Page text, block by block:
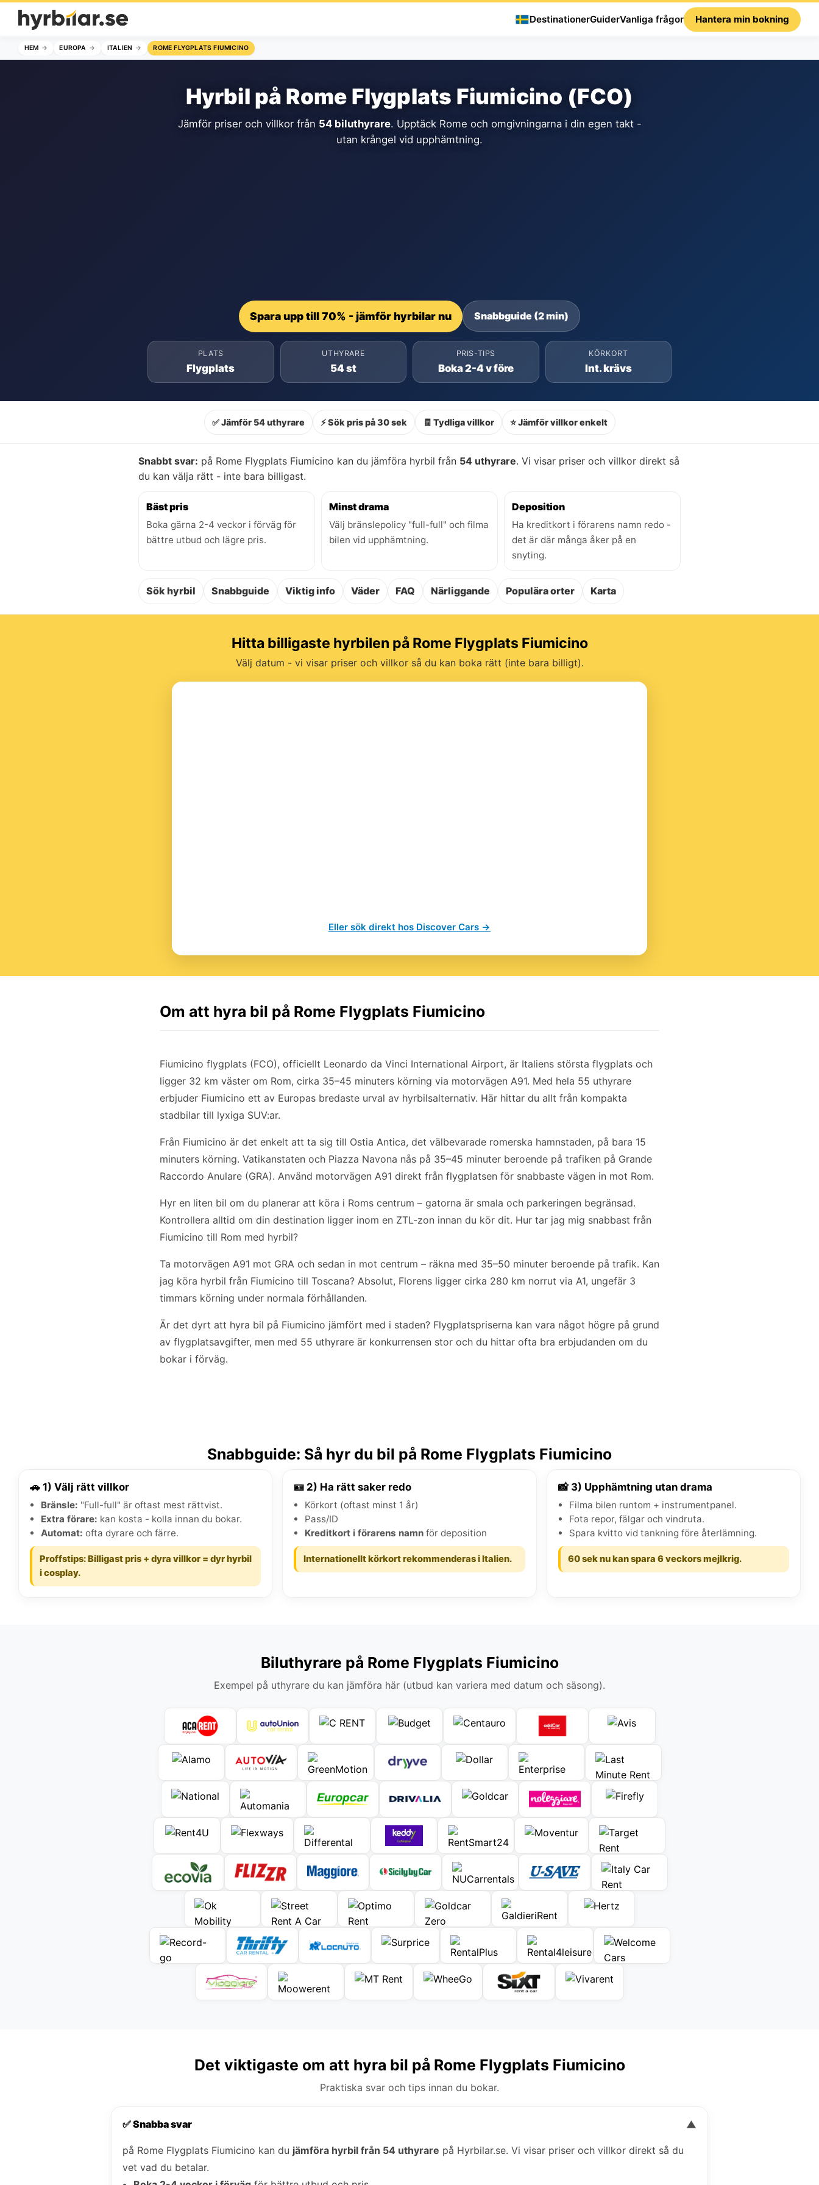
DestinationerGuiderVanliga frågor Hantera min bokning
HEM EUROPA ITALIEN ROME FLYGPLATS FIUMICINO
Hyrbil på Rome Flygplats Fiumicino (FCO)
Jämför priser och villkor från 54 biluthyrare. Upptäck Rome och omgivningarna i din egen takt -
utan krångel vid upphämtning.
Spara upp till 70% - jämför hyrbilar nu Snabbguide (2 min)
PLATS
Flygplats
UTHYRARE
54 st
PRIS-TIPS
Boka 2-4 v före
KÖRKORT
Int. krävs
✅ Jämför 54 uthyrare ⚡ Sök pris på 30 sek 🧾 Tydliga villkor ⭐ Jämför villkor enkelt
Snabbt svar: på Rome Flygplats Fiumicino kan du jämföra hyrbil från 54 uthyrare. Vi visar priser och villkor direkt så
du kan välja rätt - inte bara billigast.
Bäst pris
Boka gärna 2-4 veckor i förväg för
bättre utbud och lägre pris.
Minst drama
Välj bränslepolicy "full-full" och filma
bilen vid upphämtning.
Deposition
Ha kreditkort i förarens namn redo -
det är där många åker på en
snyting.
Sök hyrbil Snabbguide Viktig info Väder FAQ Närliggande Populära orter Karta
Hitta billigaste hyrbilen på Rome Flygplats Fiumicino
Välj datum - vi visar priser och villkor så du kan boka rätt (inte bara billigt).
Eller sök direkt hos Discover Cars →
Om att hyra bil på Rome Flygplats Fiumicino
Fiumicino flygplats (FCO), officiellt Leonardo da Vinci International Airport, är Italiens största flygplats och
ligger 32 km väster om Rom, cirka 35–45 minuters körning via motorvägen A91. Med hela 55 uthyrare
erbjuder Fiumicino ett av Europas bredaste urval av hyrbilsalternativ. Här hittar du allt från kompakta
stadbilar till lyxiga SUV:ar.
Från Fiumicino är det enkelt att ta sig till Ostia Antica, det välbevarade romerska hamnstaden, på bara 15
minuters körning. Vatikanstaten och Piazza Navona nås på 35–45 minuter beroende på trafiken på Grande
Raccordo Anulare (GRA). Använd motorvägen A91 direkt från flygplatsen för snabbaste vägen in mot Rom.
Hyr en liten bil om du planerar att köra i Roms centrum – gatorna är smala och parkeringen begränsad.
Kontrollera alltid om din destination ligger inom en ZTL-zon innan du kör dit. Hur tar jag mig snabbast från
Fiumicino till Rom med hyrbil?
Ta motorvägen A91 mot GRA och sedan in mot centrum – räkna med 35–50 minuter beroende på trafik. Kan
jag köra hyrbil från Fiumicino till Toscana? Absolut, Florens ligger cirka 280 km norrut via A1, ungefär 3
timmars körning under normala förhållanden.
Är det dyrt att hyra bil på Fiumicino jämfört med i staden? Flygplatspriserna kan vara något högre på grund
av flygplatsavgifter, men med 55 uthyrare är konkurrensen stor och du hittar ofta bra erbjudanden om du
bokar i förväg.
Snabbguide: Så hyr du bil på Rome Flygplats Fiumicino
🚗 1) Välj rätt villkor
Bränsle: "Full-full" är oftast mest rättvist.
Extra förare: kan kosta - kolla innan du bokar.
Automat: ofta dyrare och färre.
Proffstips: Billigast pris + dyra villkor = dyr hyrbil
i cosplay.
🪪 2) Ha rätt saker redo
Körkort (oftast minst 1 år)
Pass/ID
Kreditkort i förarens namn för deposition
Internationellt körkort rekommenderas i Italien.
📸 3) Upphämtning utan drama
Filma bilen runtom + instrumentpanel.
Fota repor, fälgar och vindruta.
Spara kvitto vid tankning före återlämning.
60 sek nu kan spara 6 veckors mejlkrig.
Biluthyrare på Rome Flygplats Fiumicino
Exempel på uthyrare du kan jämföra här (utbud kan variera med datum och säsong).
Det viktigaste om att hyra bil på Rome Flygplats Fiumicino
Praktiska svar och tips innan du bokar.
✅ Snabba svar ▼
på Rome Flygplats Fiumicino kan du jämföra hyrbil från 54 uthyrare på Hyrbilar.se. Vi visar priser och villkor direkt så du
vet vad du betalar.